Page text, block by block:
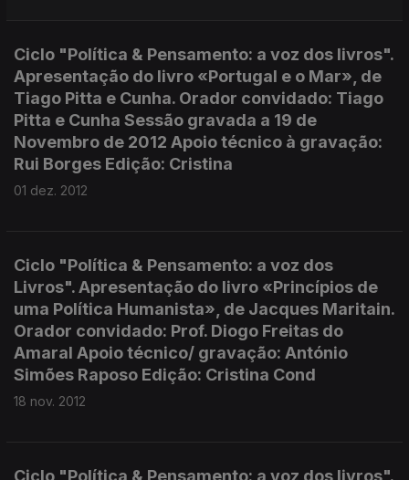
Ciclo "Política & Pensamento: a voz dos livros".
Apresentação do livro «Portugal e o Mar», de
Tiago Pitta e Cunha. Orador convidado: Tiago
Pitta e Cunha Sessão gravada a 19 de
Novembro de 2012 Apoio técnico à gravação:
Rui Borges Edição: Cristina
01 dez. 2012
Ciclo "Política & Pensamento: a voz dos
Livros". Apresentação do livro «Princípios de
uma Política Humanista», de Jacques Maritain.
Orador convidado: Prof. Diogo Freitas do
Amaral Apoio técnico/ gravação: António
Simões Raposo Edição: Cristina Cond
18 nov. 2012
Ciclo "Política & Pensamento: a voz dos livros".